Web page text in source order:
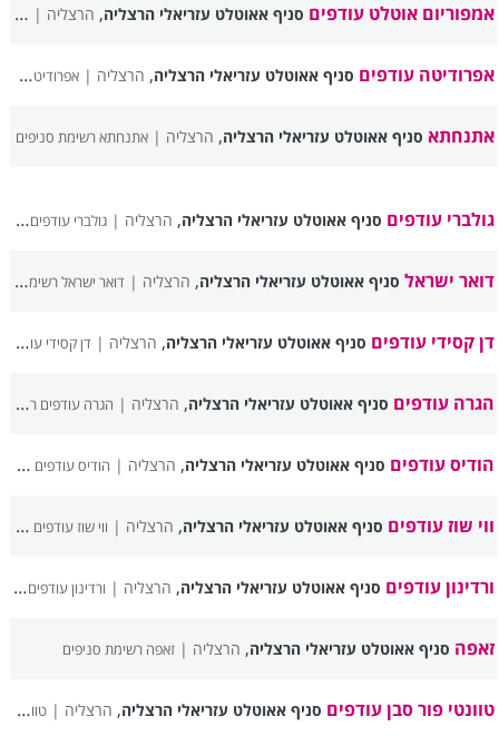
אמפוריום אוטלט עודפים סניף אאוטלט עזריאלי הרצליה, הרצליה |
אפרודיטה עודפים סניף אאוטלט עזריאלי הרצליה, הרצליה |אפרודיטה עודפים רשימת סניפים
אתנחתא סניף אאוטלט עזריאלי הרצליה, הרצליה |אתנחתא רשימת סניפים
גולברי עודפים סניף אאוטלט עזריאלי הרצליה, הרצליה |גולברי עודפים רשימת סניפים
דואר ישראל סניף אאוטלט עזריאלי הרצליה, הרצליה | דואר ישראל רשימת סניפים
דן קסידי עודפים סניף אאוטלט עזריאלי הרצליה, הרצליה | דן קסידי עודפים רשימת סניפים
הגרה עודפים סניף אאוטלט עזריאלי הרצליה, הרצליה | הגרה עודפים רשימת סניפים
הודיס עודפים סניף אאוטלט עזריאלי הרצליה, הרצליה | הודיס עודפים רשימת סניפים
ווי שוז עודפים סניף אאוטלט עזריאלי הרצליה, הרצליה | ווי שוז עודפים רשימת סניפים
ורדינון עודפים סניף אאוטלט עזריאלי הרצליה, הרצליה | ורדינון עודפים רשימת סניפים
זאפה סניף אאוטלט עזריאלי הרצליה, הרצליה |זאפה רשימת סניפים
טוונטי פור סבן עודפים סניף אאוטלט עזריאלי הרצליה, הרצליה |טוונטי פור סבן עודפים רשימת סניפים